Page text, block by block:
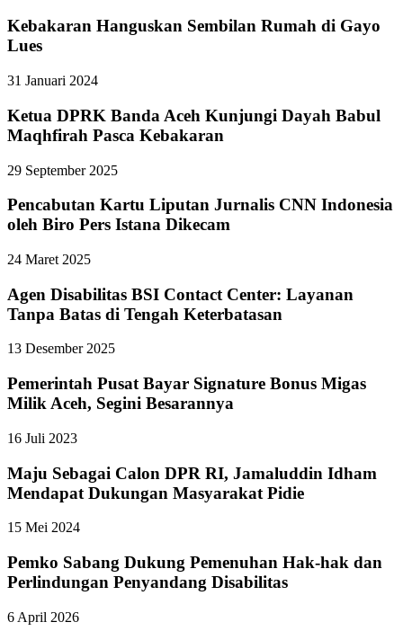
Kebakaran Hanguskan Sembilan Rumah di Gayo
Lues
31 Januari 2024
Ketua DPRK Banda Aceh Kunjungi Dayah Babul
Maqhfirah Pasca Kebakaran
29 September 2025
Pencabutan Kartu Liputan Jurnalis CNN Indonesia
oleh Biro Pers Istana Dikecam
24 Maret 2025
Agen Disabilitas BSI Contact Center: Layanan
Tanpa Batas di Tengah Keterbatasan
13 Desember 2025
Pemerintah Pusat Bayar Signature Bonus Migas
Milik Aceh, Segini Besarannya
16 Juli 2023
Maju Sebagai Calon DPR RI, Jamaluddin Idham
Mendapat Dukungan Masyarakat Pidie
15 Mei 2024
Pemko Sabang Dukung Pemenuhan Hak-hak dan
Perlindungan Penyandang Disabilitas
6 April 2026